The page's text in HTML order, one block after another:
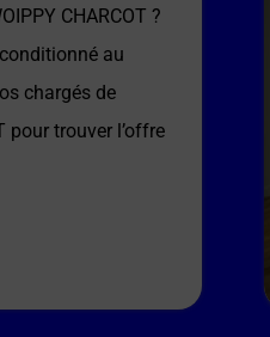
CHARCOT ?
au
chargés de
pour trouver l’offre